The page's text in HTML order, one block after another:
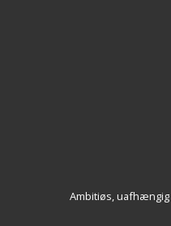
Ambitiøs,